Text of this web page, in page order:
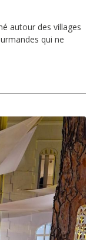
autour des villages
qui ne